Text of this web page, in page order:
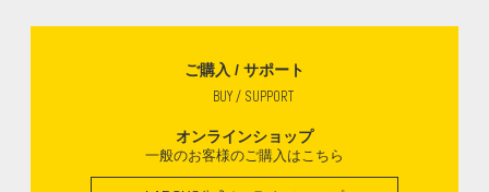
ご購入 / サポート
BUY / SUPPORT
オンラインショップ
一般のお客様のご購入はこちら